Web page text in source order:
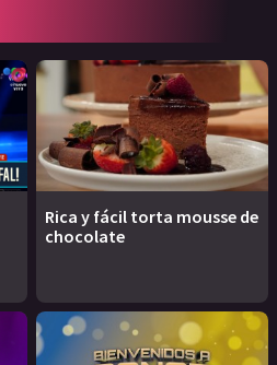
Rica y fácil torta mousse de
chocolate